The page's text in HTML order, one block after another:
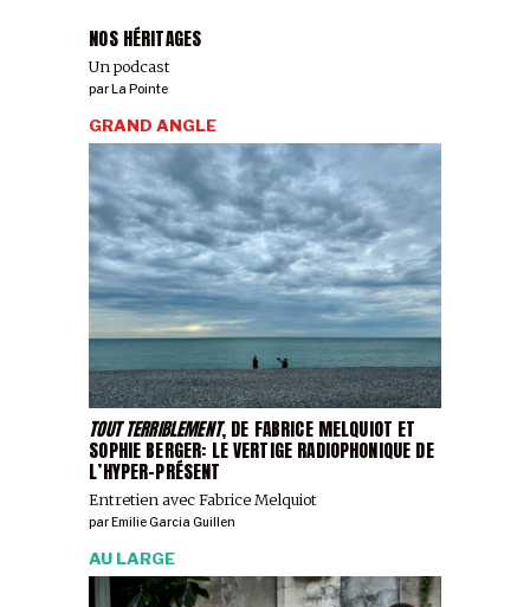
NOS HÉRITAGES
Un podcast
par La Pointe
TOUT TERRIBLEMENT, DE FABRICE MELQUIOT ET
SOPHIE BERGER: LE VERTIGE RADIOPHONIQUE DE
L’HYPER-PRÉSENT
Entretien avec Fabrice Melquiot
GRAND ANGLE
parEmilie Garcia Guillen
AU LARGE